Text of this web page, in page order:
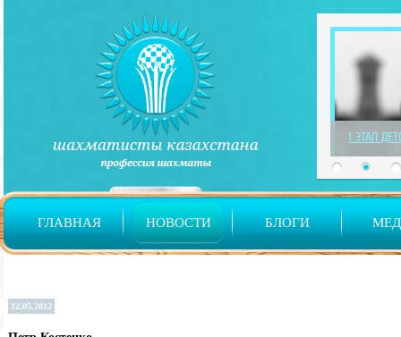
ГЛАВНАЯ НОВОСТИ БЛОГИ
1 ЭТАП
12.05.2012